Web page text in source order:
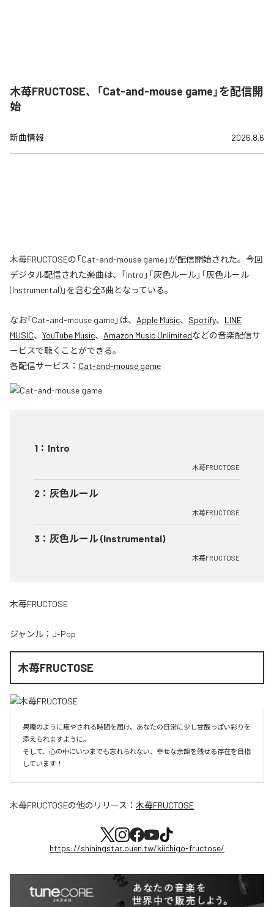
木苺FRUCTOSE、「Cat-and-mouse game」を配信開
始
新曲情報 2026.8.6
木苺FRUCTOSEの「Cat-and-mouse game」が配信開始された。今回
デジタル配信された楽曲は、「Intro」「灰色ルール」「灰色ルール
(Instrumental)」を含む全3曲となっている。
なお「Cat-and-mouse game」は、 Apple Music、 Spotify、 LINE
MUSIC、 YouTube Music、 Amazon Music Unlimitedなどの音楽配信サ
ービスで聴くことができる。
各配信サービス： Cat-and-mouse game
1 ： Intro
木苺FRUCTOSE
2 ： 灰色ルール
木苺FRUCTOSE
3 ： 灰色ルール (Instrumental)
木苺FRUCTOSE
木苺FRUCTOSE
ジャンル： J-Pop
木苺FRUCTOSE
果糖のように癒やされる時間を届け、あなたの日常に少し甘酸っぱい彩りを
添えられますように。
そして、心の中にいつまでも忘れられない、幸せな余韻を残せる存在を目指
しています！
木苺FRUCTOSEの他のリリース： 木苺FRUCTOSE
https://shiningstar.ouen.tw/kiichigo-fructose/